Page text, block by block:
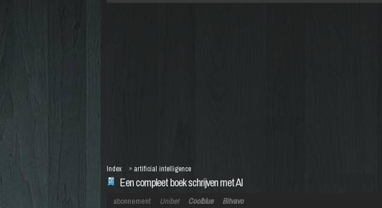
Een compleet boek schrijven met AI
Index » artificial intelligence
abonnement Unibet Coolblue Bitvavo